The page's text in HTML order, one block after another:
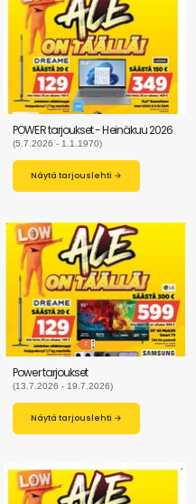
POWER tarjoukset - Heinäkuu 2026
(5.7.2026 - 1.1.1970)
Näytä tarjouslehti →
Power tarjoukset
(13.7.2026 - 19.7.2026)
Näytä tarjouslehti →